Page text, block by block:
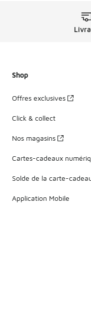
Shop
Offres exclusives
Click & collect
Nos magasins
Cartes-cadeaux
Solde de la carte-
Application Mobile